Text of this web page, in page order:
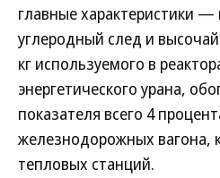
главные характеристики
углеродный след и
кг используемого в
энергетического урана,
показателя всего 4
железнодорожных вагона,
тепловых станций.